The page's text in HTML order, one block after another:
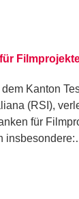
Kanton
(RSI),
für